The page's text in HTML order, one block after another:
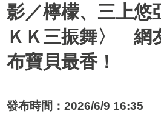
影／檸檬、三上悠
ＫＫ三振舞〉 網
布寶貝最香！
發布時間：2026/6/9 16:35